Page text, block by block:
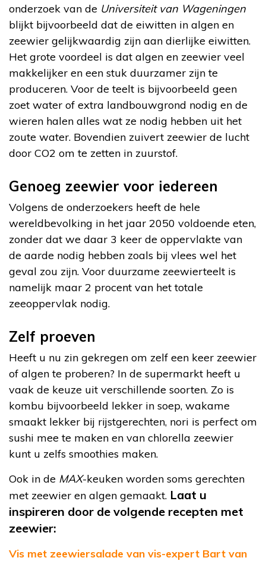
onderzoek van de Universiteit van Wageningen
blijkt bijvoorbeeld dat de eiwitten in algen en
zeewier gelijkwaardig zijn aan dierlijke eiwitten.
Het grote voordeel is dat algen en zeewier veel
makkelijker en een stuk duurzamer zijn te
produceren. Voor de teelt is bijvoorbeeld geen
zoet water of extra landbouwgrond nodig en de
wieren halen alles wat ze nodig hebben uit het
zoute water. Bovendien zuivert zeewier de lucht
door CO2 om te zetten in zuurstof.
Genoeg zeewier voor iedereen
Volgens de onderzoekers heeft de hele
wereldbevolking in het jaar 2050 voldoende eten,
zonder dat we daar 3 keer de oppervlakte van
de aarde nodig hebben zoals bij vlees wel het
geval zou zijn. Voor duurzame zeewierteelt is
namelijk maar 2 procent van het totale
zeeoppervlak nodig.
Zelf proeven
Heeft u nu zin gekregen om zelf een keer zeewier
of algen te proberen? In de supermarkt heeft u
vaak de keuze uit verschillende soorten. Zo is
kombu bijvoorbeeld lekker in soep, wakame
smaakt lekker bij rijstgerechten, nori is perfect om
sushi mee te maken en van chlorella zeewier
kunt u zelfs smoothies maken.
Ook in de MAX-keuken worden soms gerechten
met zeewier en algen gemaakt. Laat u
inspireren door de volgende recepten met
zeewier:
Vis met zeewiersalade van vis-expert Bart van